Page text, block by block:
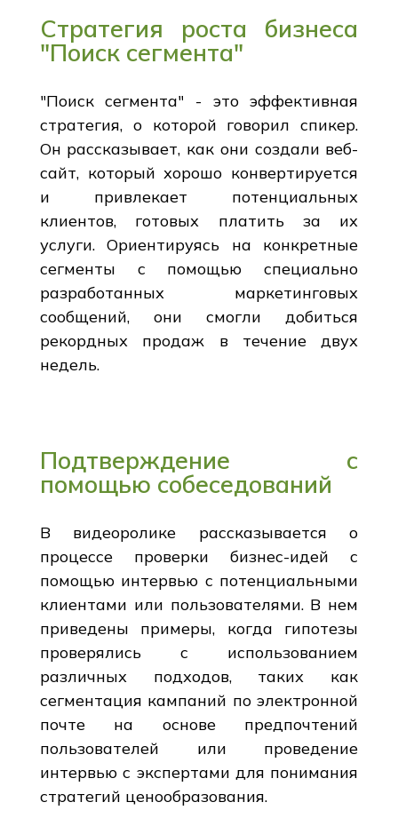
Стратегия роста бизнеса
"Поиск сегмента"
"Поиск сегмента" - это эффективная
стратегия, о которой говорил спикер.
Он рассказывает, как они создали веб-
сайт, который хорошо конвертируется
и привлекает потенциальных
клиентов, готовых платить за их
услуги. Ориентируясь на конкретные
сегменты с помощью специально
разработанных маркетинговых
сообщений, они смогли добиться
рекордных продаж в течение двух
недель.
Подтверждение с
помощью собеседований
В видеоролике рассказывается о
процессе проверки бизнес-идей с
помощью интервью с потенциальными
клиентами или пользователями. В нем
приведены примеры, когда гипотезы
проверялись с использованием
различных подходов, таких как
сегментация кампаний по электронной
почте на основе предпочтений
пользователей или проведение
интервью с экспертами для понимания
стратегий ценообразования.